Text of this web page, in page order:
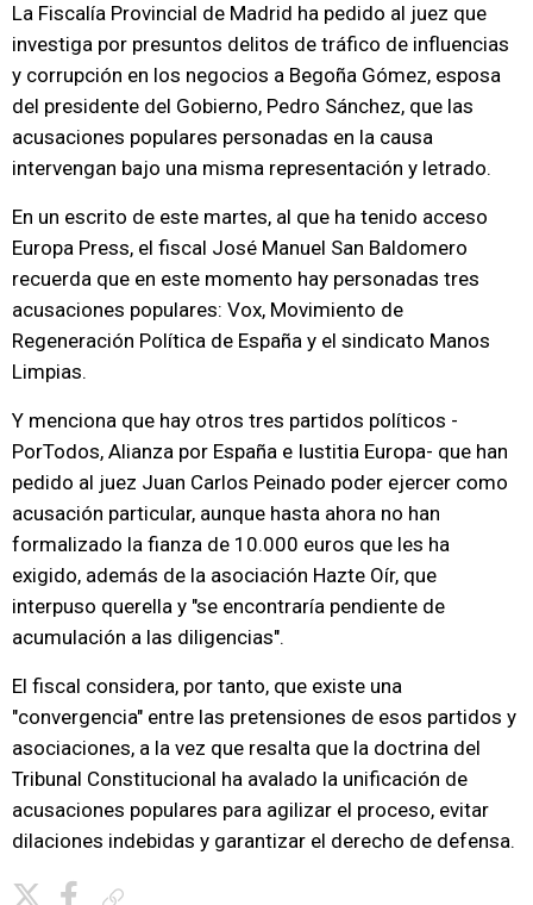
La Fiscalía Provincial de Madrid ha pedido al juez que
investiga por presuntos delitos de tráfico de influencias
y corrupción en los negocios a Begoña Gómez, esposa
del presidente del Gobierno, Pedro Sánchez, que las
acusaciones populares personadas en la causa
intervengan bajo una misma representación y letrado.
En un escrito de este martes, al que ha tenido acceso
Europa Press, el fiscal José Manuel San Baldomero
recuerda que en este momento hay personadas tres
acusaciones populares: Vox, Movimiento de
Regeneración Política de España y el sindicato Manos
Limpias.
Y menciona que hay otros tres partidos políticos -
PorTodos, Alianza por España e Iustitia Europa- que han
pedido al juez Juan Carlos Peinado poder ejercer como
acusación particular, aunque hasta ahora no han
formalizado la fianza de 10.000 euros que les ha
exigido, además de la asociación Hazte Oír, que
interpuso querella y "se encontraría pendiente de
acumulación a las diligencias".
El fiscal considera, por tanto, que existe una
"convergencia" entre las pretensiones de esos partidos y
asociaciones, a la vez que resalta que la doctrina del
Tribunal Constitucional ha avalado la unificación de
acusaciones populares para agilizar el proceso, evitar
dilaciones indebidas y garantizar el derecho de defensa.